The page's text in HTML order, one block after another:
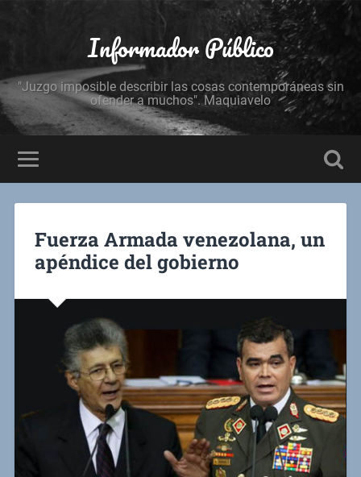
Informador Público
"Juzgo imposible describir las cosas contemporáneas sin
ofender a muchos". Maquiavelo
Fuerza Armada venezolana, un
apéndice del gobierno